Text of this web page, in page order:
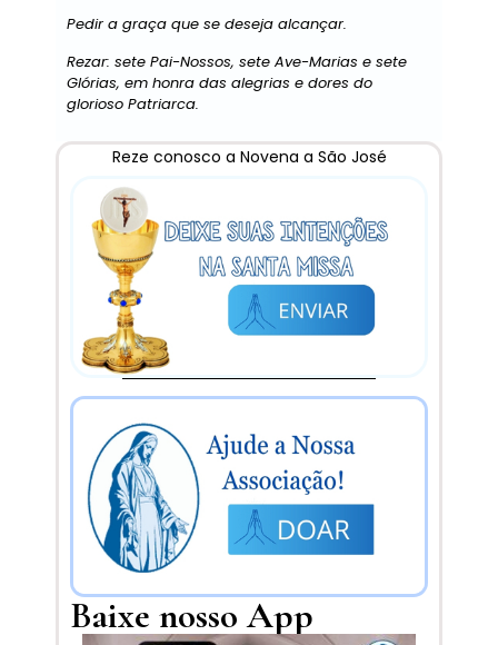
Pedir a graça que se deseja alcançar.
Rezar: sete Pai-Nossos, sete Ave-Marias e sete
Glórias, em honra das alegrias e dores do
glorioso Patriarca.
Reze conosco a Novena a São José
Baixe nosso App